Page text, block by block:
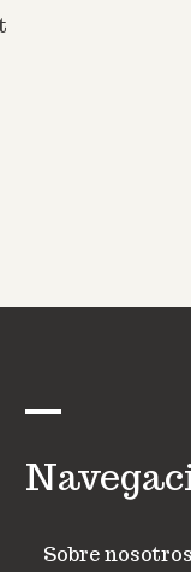
Sobre nosotros